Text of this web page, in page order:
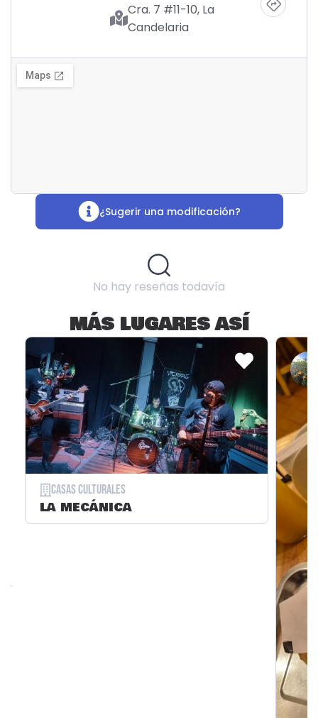
Cra. 7 #11-10, La
Candelaria
¿Sugerir una modificación?
No hay reseñas todavía
MÁS LUGARES ASÍ
Casas Culturales
LA MECÁNICA